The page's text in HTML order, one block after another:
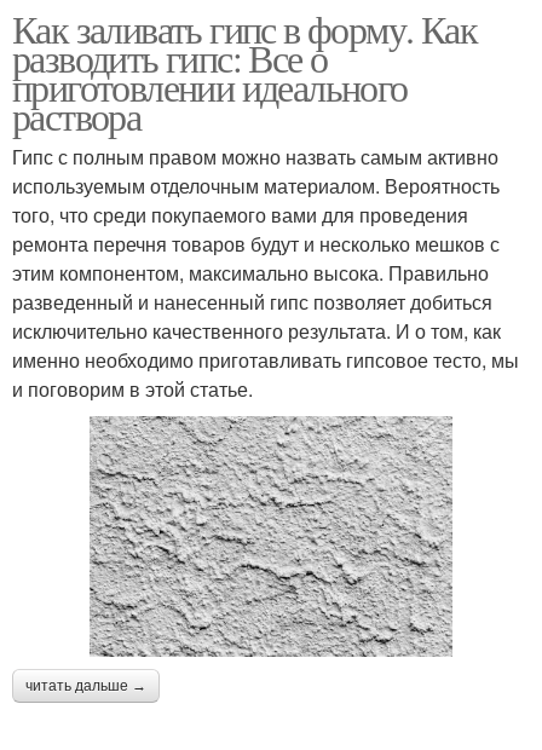
Как заливать гипс в форму. Как
разводить гипс: Все о
приготовлении идеального
раствора
Гипс с полным правом можно назвать самым активно
используемым отделочным материалом. Вероятность
того, что среди покупаемого вами для проведения
ремонта перечня товаров будут и несколько мешков с
этим компонентом, максимально высока. Правильно
разведенный и нанесенный гипс позволяет добиться
исключительно качественного результата. И о том, как
именно необходимо приготавливать гипсовое тесто, мы
и поговорим в этой статье.
читать дальше →